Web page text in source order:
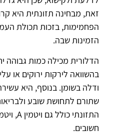
זאת, מבחינה תזונתית היא
הפחמימות, בזכות תכולת
הזמינות שבה.
הדלורית מכילה כמות גבוהה
בהשוואה לירקות ירוקים או
ודלה בשומן. בנוסף, היא
שתורם לתחושת שובע
חשובים.